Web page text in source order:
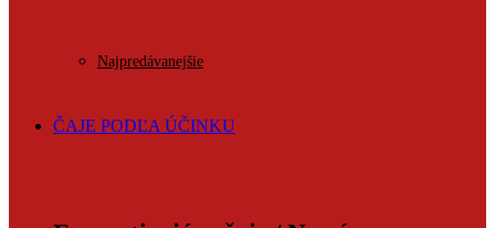
Najpredávanejšie
ČAJE PODĽA ÚČINKU